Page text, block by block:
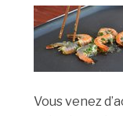
Vous venez